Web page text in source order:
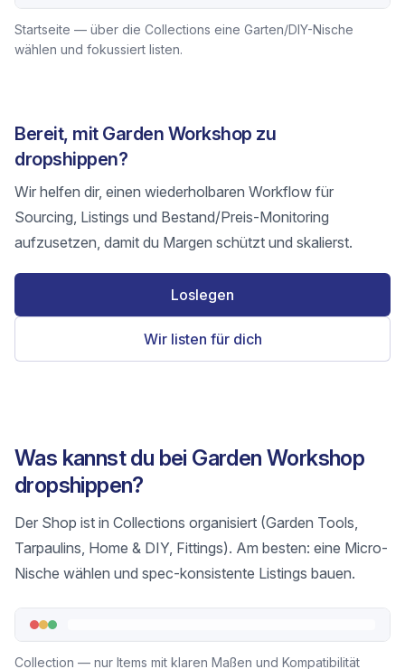
Startseite — über die Collections eine Garten/DIY-Nische
wählen und fokussiert listen.
Bereit, mit Garden Workshop zu
dropshippen?
Wir helfen dir, einen wiederholbaren Workflow für
Sourcing, Listings und Bestand/Preis-Monitoring
aufzusetzen, damit du Margen schützt und skalierst.
Loslegen
Wir listen für dich
Was kannst du bei Garden Workshop
dropshippen?
Der Shop ist in Collections organisiert (Garden Tools,
Tarpaulins, Home & DIY, Fittings). Am besten: eine Micro-
Nische wählen und spec-konsistente Listings bauen.
Collection — nur Items mit klaren Maßen und Kompatibilität